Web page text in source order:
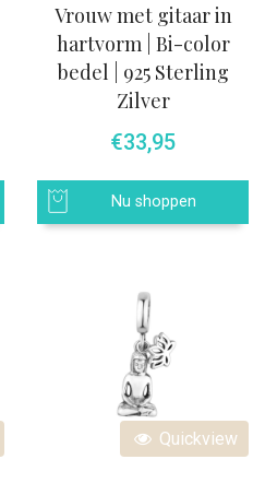
Vrouw met gitaar in
hartvorm | Bi-color
bedel | 925 Sterling
Zilver
€33,95
Nu shoppen
Quickview